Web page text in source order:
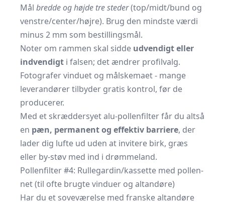
Mål bredde og højde tre steder(top/midt/bund og
venstre/center/højre). Brug den mindste værdi
minus 2 mm som bestillingsmål.
Noter om rammen skal sidde udvendigt eller
indvendigt i falsen; det ændrer profilvalg.
Fotografer vinduet og målskemaet - mange
leverandører tilbyder gratis kontrol, før de
producerer.
Med et skræddersyet alu-pollenfilter får du altså
en pæn, permanent og effektiv barriere, der
lader dig lufte ud uden at invitere birk, græs
eller by-støv med ind i drømmeland.
Pollenfilter #4: Rullegardin/kassette med pollen-
net (til ofte brugte vinduer og altandøre)
Har du et soveværelse med franske altandøre